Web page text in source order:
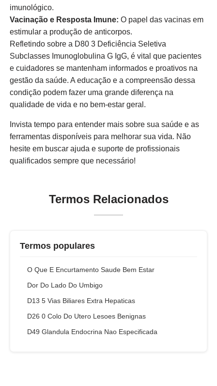
imunológico.
Vacinação e Resposta Imune: O papel das vacinas em
estimular a produção de anticorpos.
Refletindo sobre a D80 3 Deficiência Seletiva
Subclasses Imunoglobulina G IgG, é vital que pacientes
e cuidadores se mantenham informados e proativos na
gestão da saúde. A educação e a compreensão dessa
condição podem fazer uma grande diferença na
qualidade de vida e no bem-estar geral.
Invista tempo para entender mais sobre sua saúde e as
ferramentas disponíveis para melhorar sua vida. Não
hesite em buscar ajuda e suporte de profissionais
qualificados sempre que necessário!
Termos Relacionados
Termos populares
O Que E Encurtamento Saude Bem Estar
Dor Do Lado Do Umbigo
D13 5 Vias Biliares Extra Hepaticas
D26 0 Colo Do Utero Lesoes Benignas
D49 Glandula Endocrina Nao Especificada